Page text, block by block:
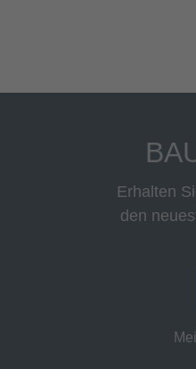
Erhalten
den